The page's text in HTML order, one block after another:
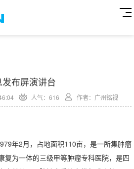
布屏演讲台
人气： 616 作者：广州铭视
年2月，占地面积110亩，是一所集肿瘤
复为一体的三级甲等肿瘤专科医院，是四